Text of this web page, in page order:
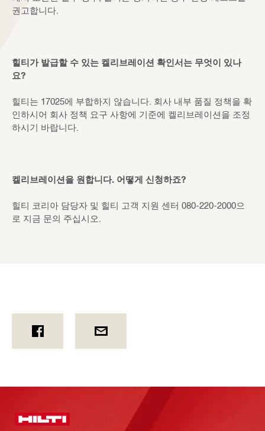
권고합니다.
힐티가 발급할 수 있는 켈리브레이션 확인서는 무엇이 있나
요?
힐티는 17025에 부합하지 않습니다. 회사 내부 품질 정책을 확
인하시어 회사 정책 요구 사항에 기준에 켈리브레이션을 조정
하시기 바랍니다.
켈리브레이션을 원합니다. 어떻게 신청하죠?
힐티 코리아 담당자 및 힐티 고객 지원 센터 080-220-2000으
로 지금 문의 주십시오.